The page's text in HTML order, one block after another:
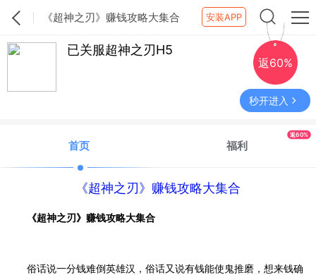
《超神之刃》赚钱攻略大集合 安装APP
已关服超神之刃H5
返60%
秒开进入
首页 福利
返60%
《超神之刃》赚钱攻略大集合
《超神之刃》赚钱攻略大集合
俗话说一分钱难倒英雄汉，俗话又说有钱能使鬼推磨，想来钱确